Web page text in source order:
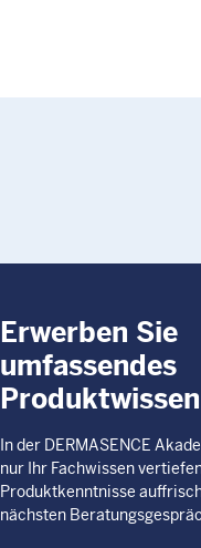
Erwerben Sie
umfassendes
Produktwissen
In der DERMASENCE
nur Ihr Fachwissen
Produktkenntnisse
nächsten